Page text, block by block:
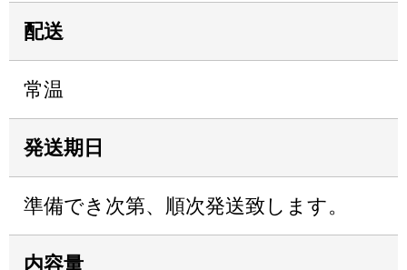
配送
常温
発送期日
準備でき次第、順次発送致します。
内容量